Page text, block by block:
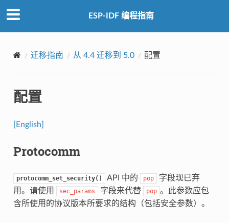
ESP-IDF 编程指南
迁移指南 从 4.4 迁移到 5.0 配置
配置
[English]
Protocomm
protocomm_set_security() API 中的 pop
字段现已弃
用。请使用
sec_params 字段来代替 pop 。此参数应包
含所使用的协议版本所要求的结构（包括安全参数）。